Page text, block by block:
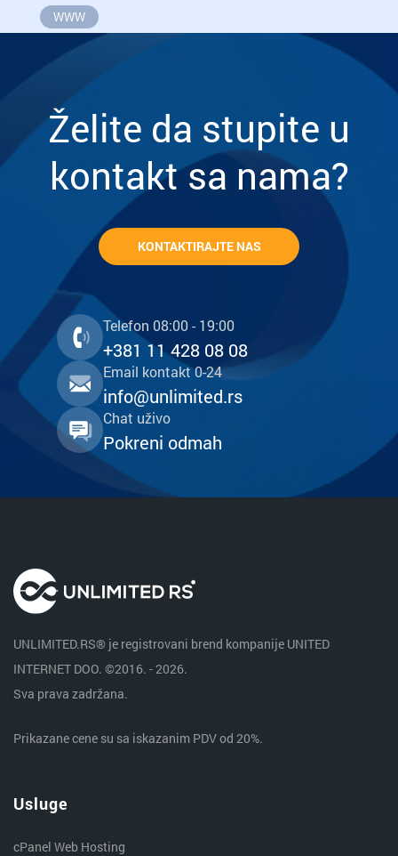
WWW
Želite da stupite u
kontakt sa nama?
KONTAKTIRAJTE NAS
Telefon 08:00 - 19:00
+381 11 428 08 08
Email kontakt 0-24
info@unlimited.rs
Chat uživo
Pokreni odmah
UNLIMITED.RS® je registrovani brend kompanije UNITED
INTERNET DOO. ©2016. - 2026.
Sva prava zadržana.
Prikazane cene su sa iskazanim PDV od 20%.
Usluge
cPanel Web Hosting